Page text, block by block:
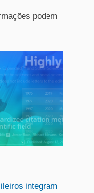
podem
integram